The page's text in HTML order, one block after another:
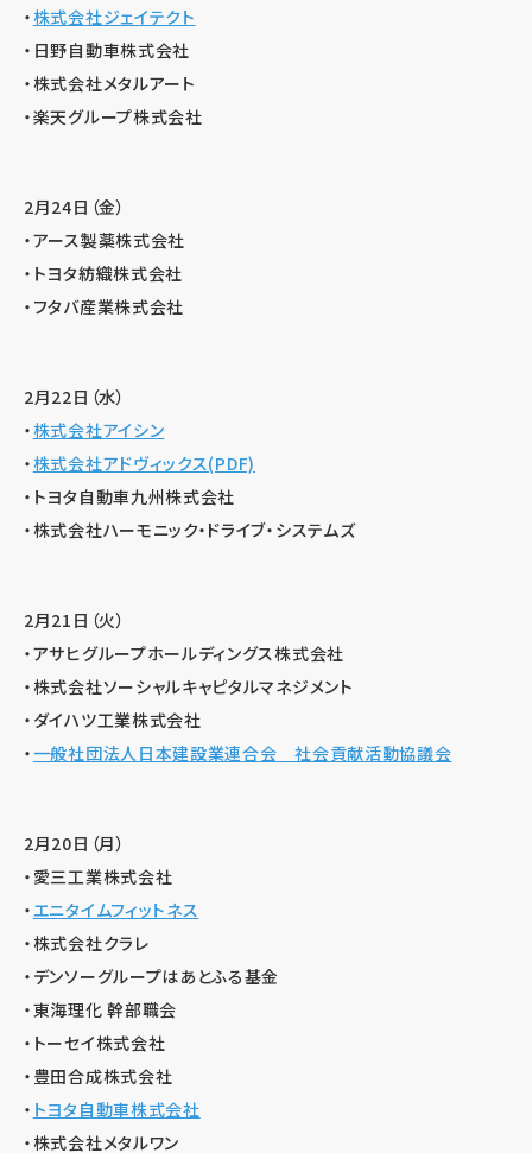
・株式会社ジェイテクト
・日野自動車株式会社
・株式会社メタルアート
・楽天グループ株式会社
2月24日（金）
・アース製薬株式会社
・トヨタ紡織株式会社
・フタバ産業株式会社
2月22日（水）
・株式会社アイシン
・株式会社アドヴィックス(PDF)
・トヨタ自動車九州株式会社
・株式会社ハーモニック・ドライブ・システムズ
2月21日（火）
・アサヒグループホールディングス株式会社
・株式会社ソーシャルキャピタルマネジメント
・ダイハツ工業株式会社
・ 一般社団法人日本建設業連合会 社会貢献活動協議会
2月20日（月）
・愛三工業株式会社
・ エニタイムフィットネス
・株式会社クラレ
・デンソーグループはあとふる基金
・東海理化 幹部職会
・トーセイ株式会社
・豊田合成株式会社
・ トヨタ自動車株式会社
・株式会社メタルワン